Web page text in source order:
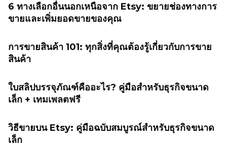
6 ทางเลือกอื่นนอกเหนือจาก Etsy: ขยายช่องทางการ
ขายและเพิ่มยอดขายของคุณ
การขายสินค้า 101: ทุกสิ่งที่คุณต้องรู้เกี่ยวกับการขาย
สินค้า
ใบสลิปบรรจุภัณฑ์คืออะไร? คู่มือสำหรับธุรกิจขนาด
เล็ก + เทมเพลตฟรี
วิธีขายบน Etsy: คู่มือฉบับสมบูรณ์สำหรับธุรกิจขนาด
เล็ก